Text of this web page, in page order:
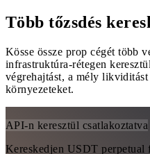
Több tőzsdés
Kösse össze prop cégét több
infrastruktúra-rétegen
végrehajtást, a mély likviditást
környezeteket.
API-n keresztül csatlakoztatva
Kereskedjen USDT perpetual